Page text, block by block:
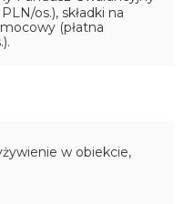
os.), składki na
(płatna
w obiekcie,